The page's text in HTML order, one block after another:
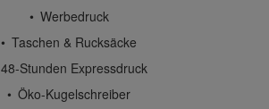
Werbedruck
Taschen & Rucksäcke
48-Stunden Expressdruck
Öko-Kugelschreiber